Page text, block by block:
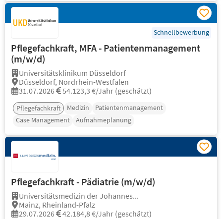
Schnellbewerbung
Pflegefachkraft, MFA - Patientenmanagement
(m/w/d)
Universitätsklinikum Düsseldorf
Düsseldorf, Nordrhein-Westfalen
31.07.2026
54.123,3 €/Jahr (geschätzt)
Pflegefachkraft Medizin
Patientenmanagement
Case Management
Aufnahmeplanung
Pflegefachkraft - Pädiatrie (m/w/d)
Universitätsmedizin der Johannes...
Mainz, Rheinland-Pfalz
29.07.2026
42.184,8 €/Jahr (geschätzt)